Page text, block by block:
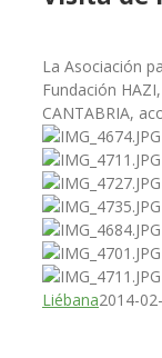
La Asociación
Fundación
CANTABRIA,
Liébana2014-